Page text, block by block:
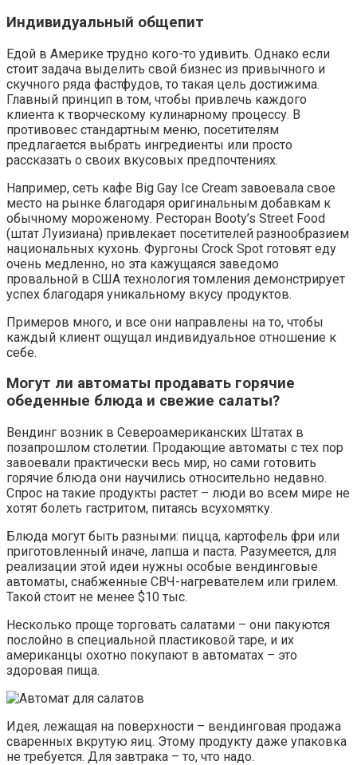
Индивидуальный общепит
Едой в Америке трудно кого-то удивить. Однако если
стоит задача выделить свой бизнес из привычного и
скучного ряда фастфудов, то такая цель достижима.
Главный принцип в том, чтобы привлечь каждого
клиента к творческому кулинарному процессу. В
противовес стандартным меню, посетителям
предлагается выбрать ингредиенты или просто
рассказать о своих вкусовых предпочтениях.
Например, сеть кафе Big Gay Ice Cream завоевала свое
место на рынке благодаря оригинальным добавкам к
обычному мороженому. Ресторан Booty’s Street Food
(штат Луизиана) привлекает посетителей разнообразием
национальных кухонь. Фургоны Crock Spot готовят еду
очень медленно, но эта кажущаяся заведомо
провальной в США технология томления демонстрирует
успех благодаря уникальному вкусу продуктов.
Примеров много, и все они направлены на то, чтобы
каждый клиент ощущал индивидуальное отношение к
себе.
Могут ли автоматы продавать горячие
обеденные блюда и свежие салаты?
Вендинг возник в Североамериканских Штатах в
позапрошлом столетии. Продающие автоматы с тех пор
завоевали практически весь мир, но сами готовить
горячие блюда они научились относительно недавно.
Спрос на такие продукты растет – люди во всем мире не
хотят болеть гастритом, питаясь всухомятку.
Блюда могут быть разными: пицца, картофель фри или
приготовленный иначе, лапша и паста. Разумеется, для
реализации этой идеи нужны особые вендинговые
автоматы, снабженные СВЧ-нагревателем или грилем.
Такой стоит не менее $10 тыс.
Несколько проще торговать салатами – они пакуются
послойно в специальной пластиковой таре, и их
американцы охотно покупают в автоматах – это
здоровая пища.
Идея, лежащая на поверхности – вендинговая продажа
сваренных вкрутую яиц. Этому продукту даже упаковка
не требуется. Для завтрака – то, что надо.